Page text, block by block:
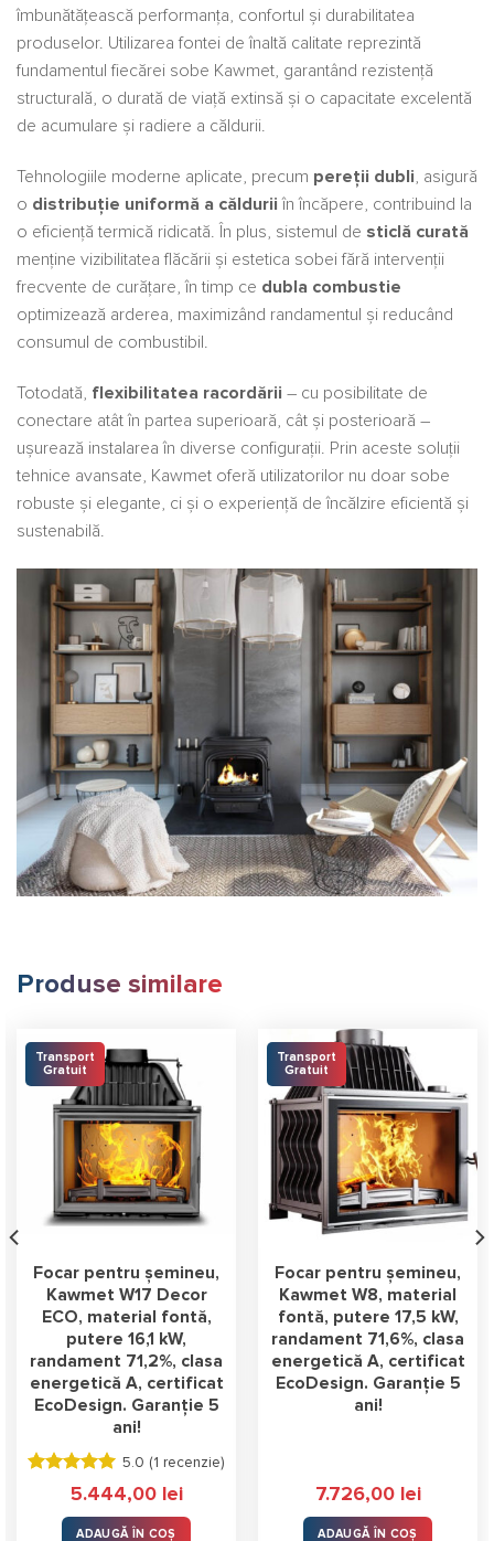
îmbunătățească performanța, confortul și durabilitatea
produselor. Utilizarea fontei de înaltă calitate reprezintă
fundamentul fiecărei sobe Kawmet, garantând rezistență
structurală, o durată de viață extinsă și o capacitate excelentă
de acumulare și radiere a căldurii.
Tehnologiile moderne aplicate, precum pereții dubli , asigură
o distribuție uniformă a căldurii în încăpere, contribuind la
o eficiență termică ridicată. În plus, sistemul de sticlă curată
menține vizibilitatea flăcării și estetica sobei fără intervenții
frecvente de curățare, în timp ce dubla combustie
optimizează arderea, maximizând randamentul și reducând
consumul de combustibil.
Totodată, flexibilitatea racordării – cu posibilitate de
conectare atât în partea superioară, cât și posterioară –
ușurează instalarea în diverse configurații. Prin aceste soluții
tehnice avansate, Kawmet oferă utilizatorilor nu doar sobe
robuste și elegante, ci și o experiență de încălzire eficientă și
sustenabilă.
Produse similare
Transport
Gratuit
Focar pentru șemineu,
Kawmet W17 Decor
ECO, material fontă,
putere 16,1 kW,
randament 71,2%, clasa
energetică A, certificat
EcoDesign. Garanție 5
ani!
Evaluat la
stele
din 5
5.0 (1 recenzie)
5.444,00 lei
ADAUGĂ ÎN COȘ
Transport
Gratuit
Focar pentru șemineu,
Kawmet W8, material
fontă, putere 17,5 kW,
randament 71,6%, clasa
energetică A, certificat
EcoDesign. Garanție 5
ani!
7.726,00 lei
ADAUGĂ ÎN COȘ